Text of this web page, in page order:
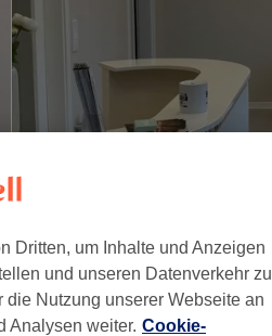
Dritten, um Inhalte und Anzeigen
und unseren Datenverkehr zu
Nutzung unserer Webseite an
Analysen weiter. Cookie-